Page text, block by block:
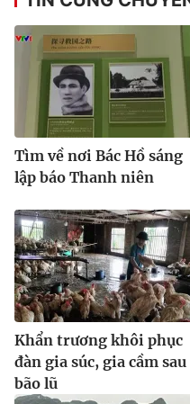
Tìm về nơi Bác Hồ sáng
lập báo Thanh niên
Khẩn trương khôi phục
đàn gia súc, gia cầm sau
bão lũ